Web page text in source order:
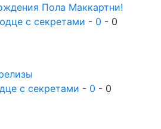
Пола Маккартни!
с секретами - 0 - 0
с секретами - 0 - 0